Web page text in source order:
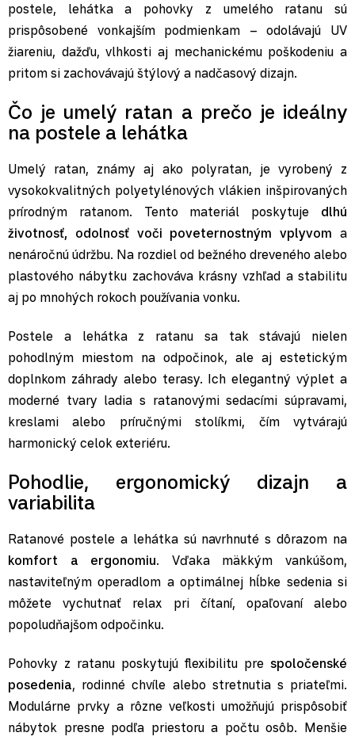
postele, lehátka a pohovky z umelého ratanu sú
prispôsobené vonkajším podmienkam – odolávajú UV
žiareniu, dažďu, vlhkosti aj mechanickému poškodeniu a
pritom si zachovávajú štýlový a nadčasový dizajn.
Čo je umelý ratan a prečo je ideálny
na postele a lehátka
Umelý ratan, známy aj ako polyratan, je vyrobený z
vysokokvalitných polyetylénových vlákien inšpirovaných
prírodným ratanom. Tento materiál poskytuje dlhú
životnosť, odolnosť voči poveternostným vplyvom a
nenáročnú údržbu. Na rozdiel od bežného dreveného alebo
plastového nábytku zachováva krásny vzhľad a stabilitu
aj po mnohých rokoch používania vonku.
Postele a lehátka z ratanu sa tak stávajú nielen
pohodlným miestom na odpočinok, ale aj estetickým
doplnkom záhrady alebo terasy. Ich elegantný výplet a
moderné tvary ladia s ratanovými sedacími súpravami,
kreslami alebo príručnými stolíkmi, čím vytvárajú
harmonický celok exteriéru.
Pohodlie, ergonomický dizajn a
variabilita
Ratanové postele a lehátka sú navrhnuté s dôrazom na
komfort a ergonomiu. Vďaka mäkkým vankúšom,
nastaviteľným operadlom a optimálnej hĺbke sedenia si
môžete vychutnať relax pri čítaní, opaľovaní alebo
popoludňajšom odpočinku.
Pohovky z ratanu poskytujú flexibilitu pre spoločenské
posedenia, rodinné chvíle alebo stretnutia s priateľmi.
Modulárne prvky a rôzne veľkosti umožňujú prispôsobiť
nábytok presne podľa priestoru a počtu osôb. Menšie